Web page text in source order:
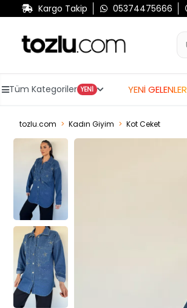
Kargo Takip 05374475666
Tüm Kategoriler YENİ YENİ GELENLER
tozlu.com Kadın Giyim Kot Ceket